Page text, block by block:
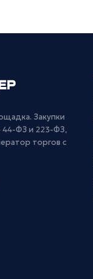
Закупки
44-ФЗ и 223-ФЗ,
торгов с